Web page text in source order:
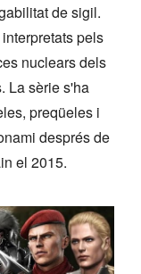
de sigil.
pels
nuclears dels
La sèrie s'ha
preqüeles i
després de
el 2015.